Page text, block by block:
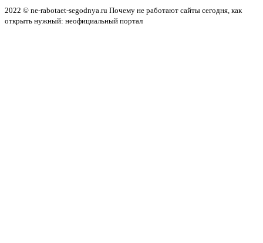
2022 © ne-rabotaet-segodnya.ru Почему не работают сайты сегодня, как
открыть нужный: неофициальный портал